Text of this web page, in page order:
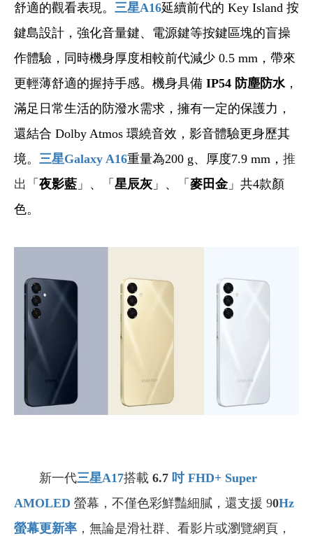
舒適的觀看表現。 三星A16延續前代的 Key Island 按
鍵島設計，強化音量鍵、電源鍵等按鍵區塊的盲操
作體驗，同時機身厚度相較前代減少 0.5 mm，帶來
更輕薄舒適的握持手感。機身具備 IP54 防塵防水，
滿足日常生活的防潑水需求，擁有一定的保護力，
還結合 Dolby Atmos 環繞音效，影音體驗更身歷其
境。 三星Galaxy A16重量為200 g、厚度7.9 mm， 推
出 「 夜影藍 」、「 星辰灰 」、「 麥田金」共4款顏
色。
新一代三星A17搭載 6.7 吋 FHD+ Super
AMOLED 螢幕，不僅色彩鮮豔細膩，還支援 90Hz
螢幕更新率 ，無論是滑社群、看影片或瀏覽網頁，